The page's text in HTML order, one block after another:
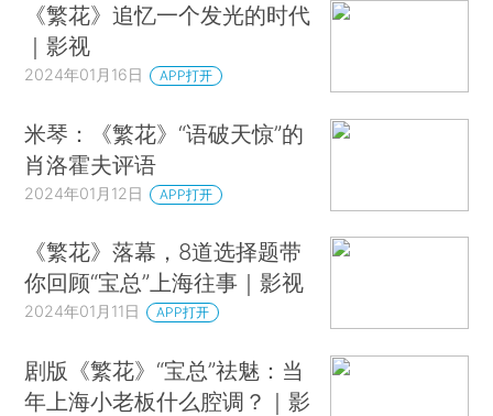
《繁花》追忆一个发光的时代
｜影视
2024年01月16日 APP打开
米琴：《繁花》“语破天惊”的
肖洛霍夫评语
2024年01月12日 APP打开
《繁花》落幕，8道选择题带
你回顾“宝总”上海往事｜影视
2024年01月11日 APP打开
剧版《繁花》“宝总”祛魅：当
年上海小老板什么腔调？｜影